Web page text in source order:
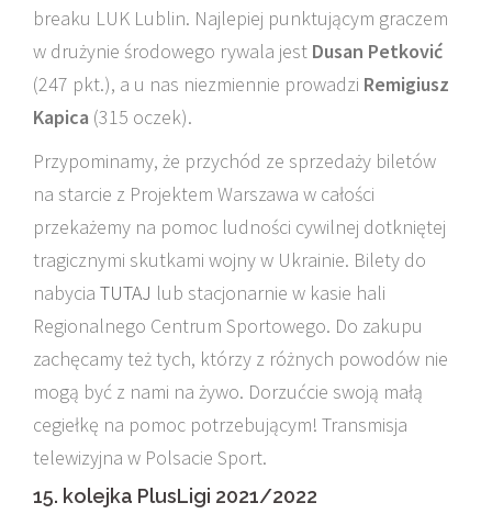
breaku LUK Lublin. Najlepiej punktującym graczem
w drużynie środowego rywala jest Dusan Petković
(247 pkt.), a u nas niezmiennie prowadzi Remigiusz
Kapica (315 oczek).
Przypominamy, że przychód ze sprzedaży biletów
na starcie z Projektem Warszawa w całości
przekażemy na pomoc ludności cywilnej dotkniętej
tragicznymi skutkami wojny w Ukrainie. Bilety do
nabycia TUTAJ lub stacjonarnie w kasie hali
Regionalnego Centrum Sportowego. Do zakupu
zachęcamy też tych, którzy z różnych powodów nie
mogą być z nami na żywo. Dorzućcie swoją małą
cegiełkę na pomoc potrzebującym! Transmisja
telewizyjna w Polsacie Sport.
15. kolejka PlusLigi 2021/2022